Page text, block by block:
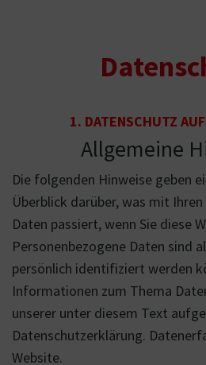
1. DATENSCHUTZ
Allgemeine
Die folgenden Hinweise geben
Überblick darüber, was mit
Daten passiert, wenn Sie diese
Personenbezogene Daten sind
persönlich identifiziert werden
Informationen zum Thema
unserer unter diesem Text
Datenschutzerklärung.
Website.